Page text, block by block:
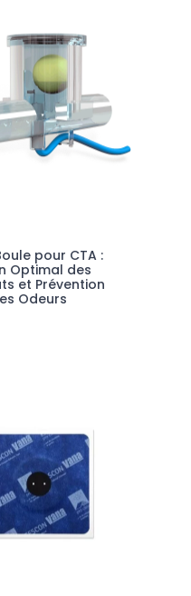
pour CTA :
Optimal des
et Prévention
Odeurs